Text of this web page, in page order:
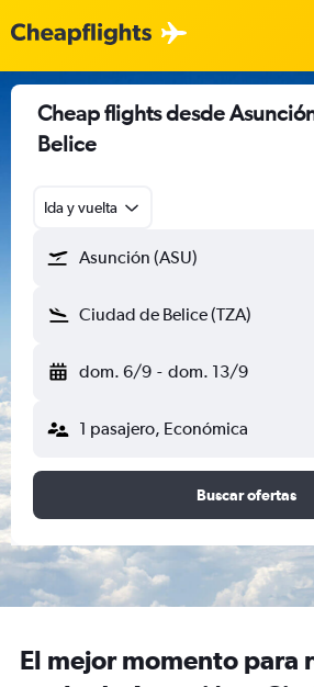
Cheap flights desde
Belice
Ida y vuelta
Asunción (ASU)
Ciudad de Belice (TZA)
dom. 6/9 - dom. 13/9
1 pasajero, Económica
Buscar ofertas
El mejor momento para